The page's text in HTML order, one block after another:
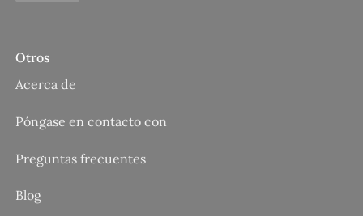
Otros
Acerca de
Póngase en contacto con
Preguntas frecuentes
Blog